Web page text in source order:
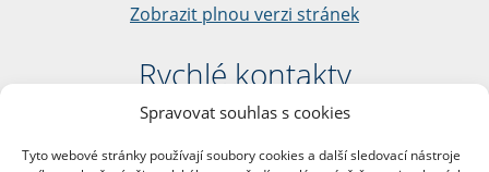
Spravovat souhlas s cookies
Tyto webové stránky používají soubory cookies a další sledovací nástroje
Zobrazit plnou verzi stránek
Rychlé kontakty
Filozofická fakulta
nám. Jana Palacha 1/2